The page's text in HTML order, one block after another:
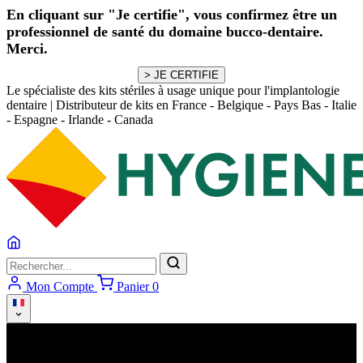
En cliquant sur "Je certifie", vous confirmez être un
professionnel de santé du domaine bucco-dentaire.
Merci.
Le spécialiste des kits stériles à usage unique pour l'implantologie
dentaire | Distributeur de kits en France - Belgique - Pays Bas - Italie
- Espagne - Irlande - Canada
Mon Compte Panier 0